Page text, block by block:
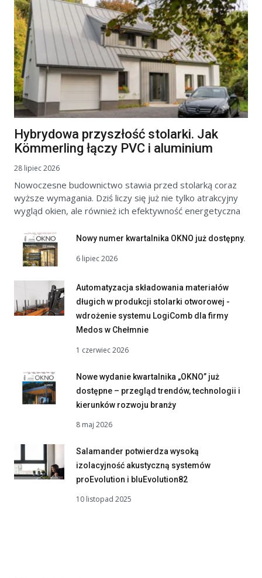
Hybrydowa przyszłość stolarki. Jak
Kömmerling łączy PVC i aluminium
28 lipiec 2026
Nowoczesne budownictwo stawia przed stolarką coraz
wyższe wymagania. Dziś liczy się już nie tylko atrakcyjny
wygląd okien, ale również ich efektywność energetyczna
Nowy numer kwartalnika OKNO już dostępny.
6 lipiec 2026
Automatyzacja składowania materiałów
długich w produkcji stolarki otworowej -
wdrożenie systemu LogiComb dla firmy
Medos w Chełmnie
1 czerwiec 2026
Nowe wydanie kwartalnika „OKNO” już
dostępne – przegląd trendów, technologii i
kierunków rozwoju branży
8 maj 2026
Salamander potwierdza wysoką
izolacyjność akustyczną systemów
proEvolution i bluEvolution82
10 listopad 2025